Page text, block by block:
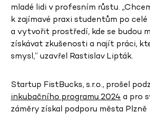
mladé lidi v profesním růstu.
k zajímavé praxi studentům po celé
a vytvořit prostředí, kde se budou
získávat zkušenosti a najít práci,
smysl,“ uzavřel Rastislav Lipták.
Startup FistBucks, s.r.o., prošel
inkubačního programu 2024 a pro
záměry získal podporu města Plzně